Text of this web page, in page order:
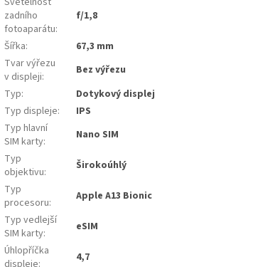
zadního
fotoaparátu:
f/1,8
Šířka:
67,3 mm
Tvar výřezu
v displeji:
Bez výřezu
Typ:
Dotykový displej
Typ displeje:
IPS
Typ hlavní
SIM karty:
Nano SIM
Typ
objektivu:
Širokoúhlý
Typ
procesoru:
Apple A13 Bionic
Typ vedlejší
SIM karty:
eSIM
Úhlopříčka
4,7